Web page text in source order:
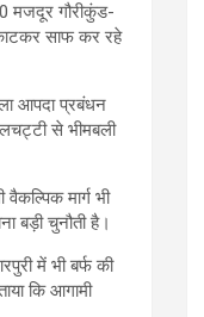
मजदूर गौरीकुंड-
साफ कर रहे
आपदा प्रबंधन
से भीमबली
मार्ग भी
बड़ी चुनौती है।
में भी बर्फ की
कि आगामी